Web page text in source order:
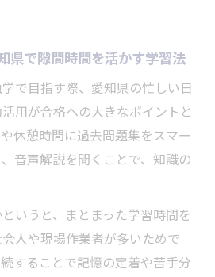
県で隙間時間を活かす学習法
で目指す際、愛知県の忙しい日
用が合格への大きなポイントと
休憩時間に過去問題集をスマー
音声解説を聞くことで、知識の
いうと、まとまった学習時間を
人や現場作業者が多いためで
することで記憶の定着や苦手分